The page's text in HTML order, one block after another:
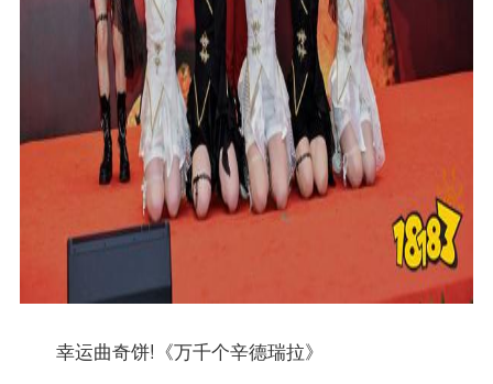
幸运曲奇饼!《万千个辛德瑞拉》